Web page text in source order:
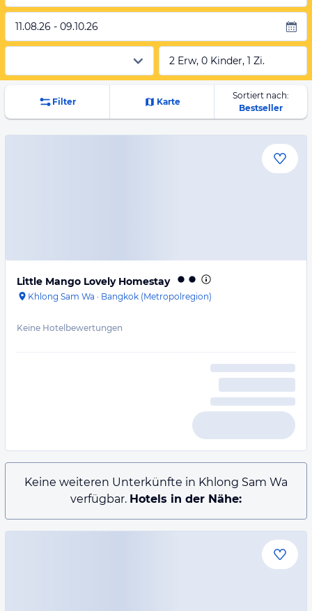
11.08.26 - 09.10.26
2 Erw, 0 Kinder, 1 Zi.
Filter Karte
Sortiert nach:
Bestseller
Little Mango Lovely Homestay
Khlong Sam Wa · Bangkok (Metropolregion)
Keine Hotelbewertungen
Keine weiteren Unterkünfte in Khlong Sam Wa
verfügbar. Hotels in der Nähe: